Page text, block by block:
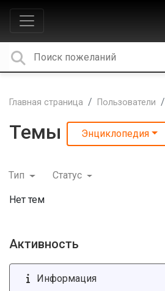
Главная страница Пользователи
Темы Энциклопедия
Тип Статус
Нет тем
Активность
Информация